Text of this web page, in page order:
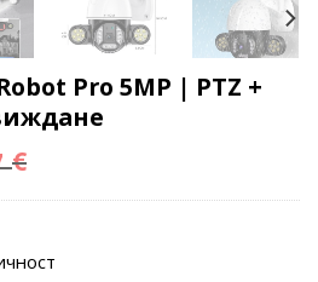
Pro 5MP | PTZ +
€